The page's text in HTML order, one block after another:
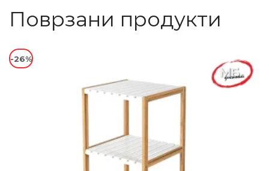
Поврзани продукти
-26%